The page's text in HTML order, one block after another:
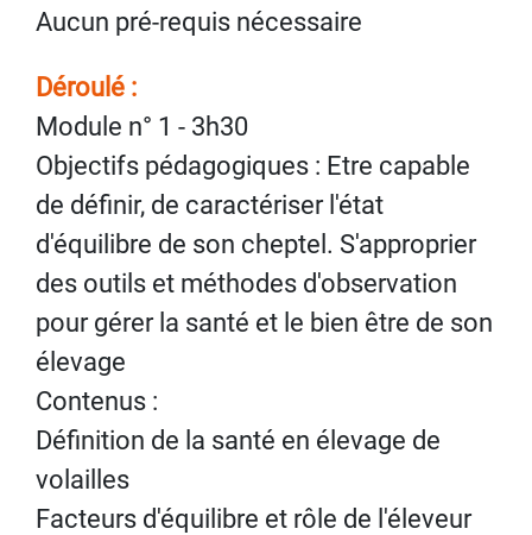
Aucun pré-requis nécessaire
Déroulé :
Module n° 1 - 3h30
Objectifs pédagogiques : Etre capable
de définir, de caractériser l'état
d'équilibre de son cheptel. S'approprier
des outils et méthodes d'observation
pour gérer la santé et le bien être de son
élevage
Contenus :
Définition de la santé en élevage de
volailles
Facteurs d'équilibre et rôle de l'éleveur